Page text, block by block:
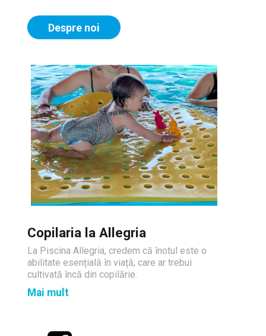
Despre noi
Copilaria la Allegria
La Piscina Allegria, credem că înotul este o
abilitate esențială în viață, care ar trebui
cultivată încă din copilărie.
Mai mult